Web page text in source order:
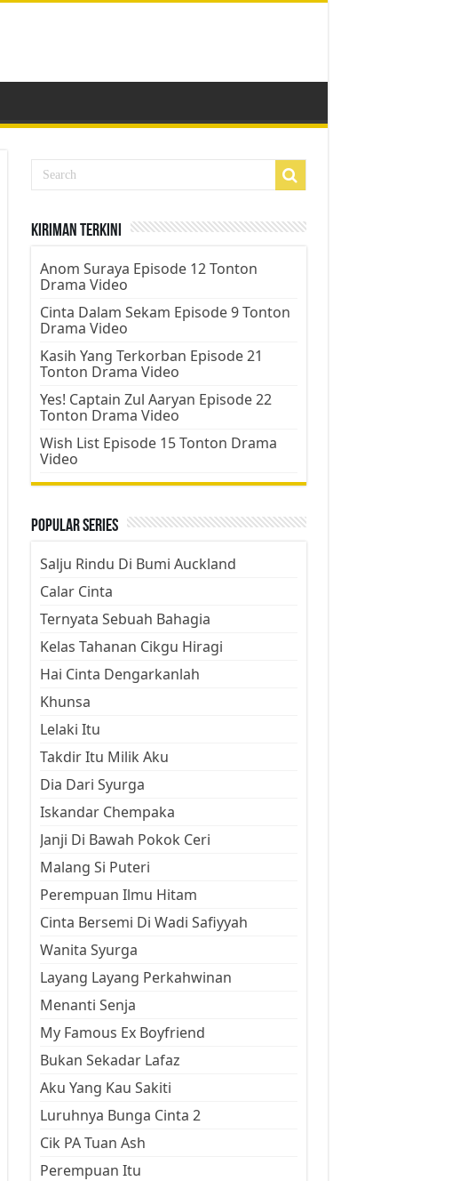
Kiriman Terkini
Anom Suraya Episode 12 Tonton
Drama Video
Cinta Dalam Sekam Episode 9 Tonton
Drama Video
Kasih Yang Terkorban Episode 21
Tonton Drama Video
Yes! Captain Zul Aaryan Episode 22
Tonton Drama Video
Wish List Episode 15 Tonton Drama
Video
Popular Series
Salju Rindu Di Bumi Auckland
Calar Cinta
Ternyata Sebuah Bahagia
Kelas Tahanan Cikgu Hiragi
Hai Cinta Dengarkanlah
Khunsa
Lelaki Itu
Takdir Itu Milik Aku
Dia Dari Syurga
Iskandar Chempaka
Janji Di Bawah Pokok Ceri
Malang Si Puteri
Perempuan Ilmu Hitam
Cinta Bersemi Di Wadi Safiyyah
Wanita Syurga
Layang Layang Perkahwinan
Menanti Senja
My Famous Ex Boyfriend
Bukan Sekadar Lafaz
Aku Yang Kau Sakiti
Luruhnya Bunga Cinta 2
Cik PA Tuan Ash
Perempuan Itu